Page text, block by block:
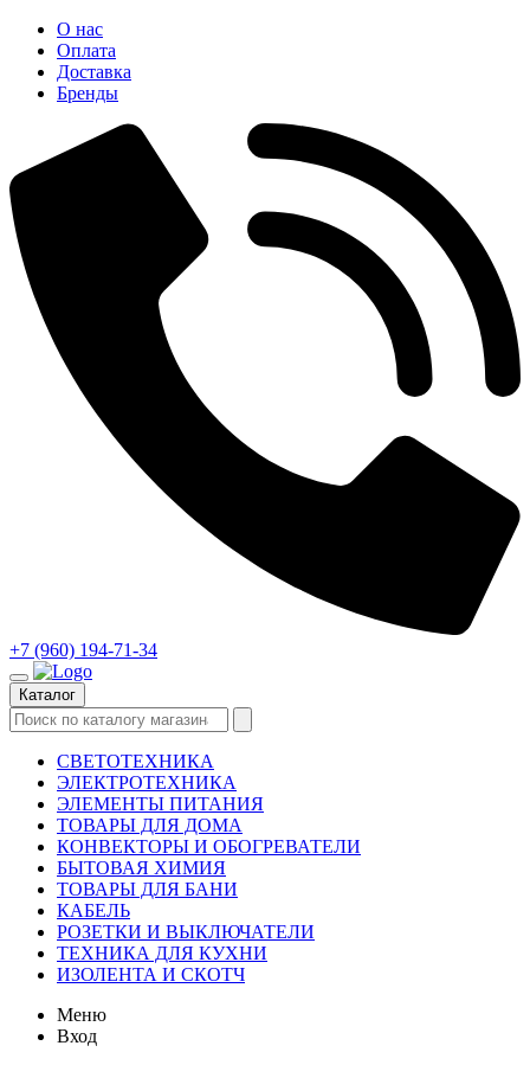
О нас
Оплата
Доставка
Бренды
+7 (960) 194-71-34
Каталог
СВЕТОТЕХНИКА
ЭЛЕКТРОТЕХНИКА
ЭЛЕМЕНТЫ ПИТАНИЯ
ТОВАРЫ ДЛЯ ДОМА
КОНВЕКТОРЫ И ОБОГРЕВАТЕЛИ
БЫТОВАЯ ХИМИЯ
ТОВАРЫ ДЛЯ БАНИ
КАБЕЛЬ
РОЗЕТКИ И ВЫКЛЮЧАТЕЛИ
ТЕХНИКА ДЛЯ КУХНИ
ИЗОЛЕНТА И СКОТЧ
Меню
Вход